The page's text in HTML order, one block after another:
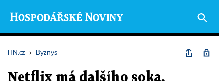
HN.cz › Byznys
Netflix má dalšího soka,